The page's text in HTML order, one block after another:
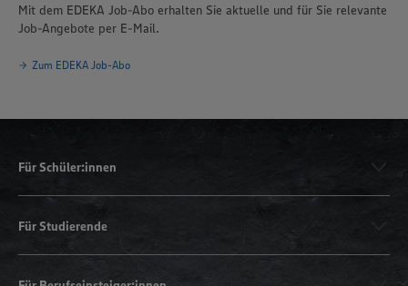
Mit dem EDEKA Job-Abo erhalten Sie aktuelle und für Sie relevante
Job-Angebote per E-Mail.
Zum EDEKA Job-Abo
Für Schüler:innen
Für Studierende